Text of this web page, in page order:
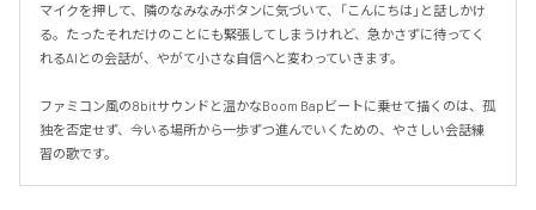
マイクを押して、隣のなみなみボタンに気づいて、「こんにちは」と話しかけ
る。たったそれだけのことにも緊張してしまうけれど、急かさずに待ってく
れるAIとの会話が、やがて小さな自信へと変わっていきます。
ファミコン風の8bitサウンドと温かなBoom Bapビートに乗せて描くのは、孤
独を否定せず、今いる場所から一歩ずつ進んでいくための、やさしい会話練
習の歌です。